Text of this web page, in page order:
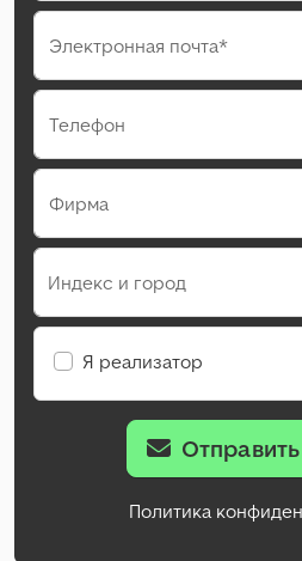
Электронная почта*
Телефон
Фирма
Индекс и город
Я реализатор
Политика